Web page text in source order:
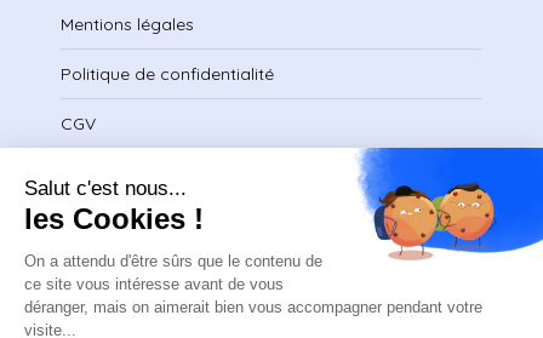
Mentions légales
Politique de confidentialité
CGV
Télécharger le certificat